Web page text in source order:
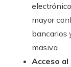
mayor
bancarios
masiva.
Acceso al